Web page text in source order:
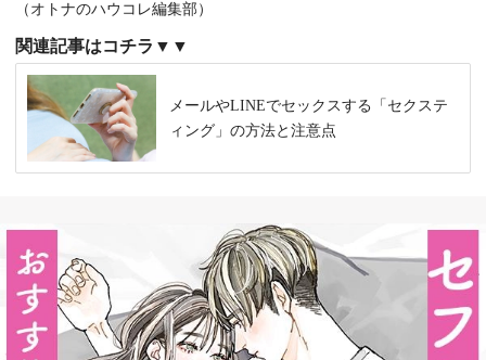
（オトナのハウコレ編集部）
関連記事はコチラ▼▼
メールやLINEでセックスする「セクステ
ィング」の方法と注意点